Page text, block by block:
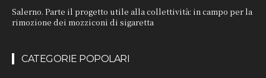
Salerno. Parte il progetto utile alla collettività: in campo per la
rimozione dei mozziconi di sigaretta
CATEGORIE POPOLARI